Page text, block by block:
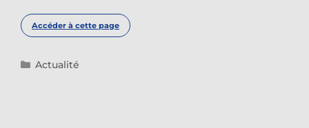
Accéder à cette page
Catégories
Actualité